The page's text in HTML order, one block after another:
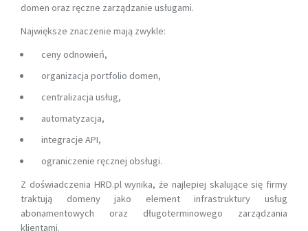
domen oraz ręczne zarządzanie usługami.
Największe znaczenie mają zwykle:
ceny odnowień,
organizacja portfolio domen,
centralizacja usług,
automatyzacja,
integracje API,
ograniczenie ręcznej obsługi.
Z doświadczenia HRD.pl wynika, że najlepiej skalujące się firmy
traktują domeny jako element infrastruktury usług
abonamentowych oraz długoterminowego zarządzania
klientami.